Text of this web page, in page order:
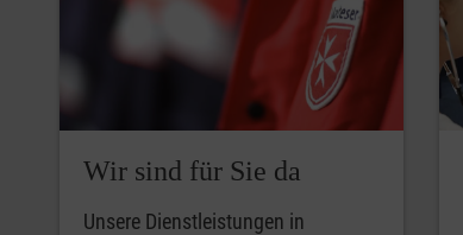
Wir sind für Sie da
Unsere Dienstleistungen in